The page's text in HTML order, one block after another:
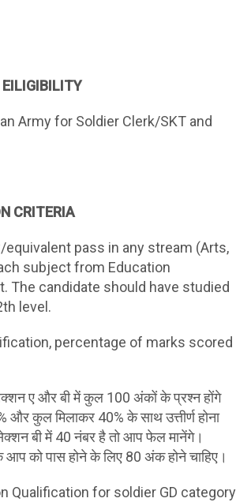
Army for Soldier Clerk/SKT and
CRITERIA
equivalent pass in any stream (Arts,
subject from Education
candidate should have studied
level.
percentage of marks scored
ए और बी में कुल 100 अंकों के प्रश्न होंगे
और कुल मिलाकर 40% के साथ उत्तीर्ण होना
बी में 40 नंबर है तो आप फेल मानेंगे।
को पास होने के लिए 80 अंक होने चाहिए।
Qualification for soldier GD category